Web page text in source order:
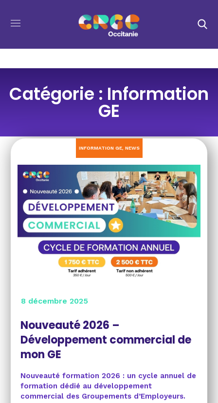
Catégorie : Information
GE
INFORMATION GE, NEWS
8 décembre 2025
Nouveauté 2026 –
Développement commercial de
mon GE
Nouveauté formation 2026 : un cycle annuel de
formation dédié au développement
commercial des Groupements d’Employeurs.